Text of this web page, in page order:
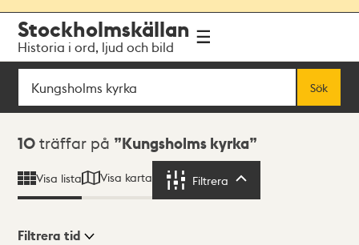
navigationen
huvudinnehållet
Stockholmskällan
Historia i ord, ljud och bild
Sök
Sök
Sökresultat
10 träffar på Kungsholms kyrka
Visa lista Visa karta Filtrera
Filtrera tid